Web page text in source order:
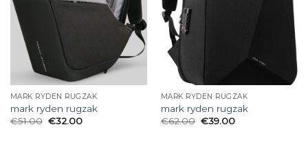
MARK RYDEN RUGZAK
mark ryden rugzak
€51.00 €32.00
MARK RYDEN RUGZAK
mark ryden rugzak
€62.00 €39.00